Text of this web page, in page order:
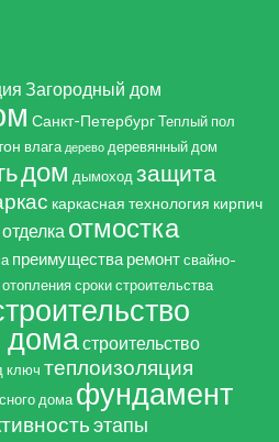
Загородный дом
Санкт-Петербург Теплый пол
влага дерево деревянный дом
дом дымоход защита
каркасная технология кирпич
отделка отмостка
преимуществаремонт свайно-
сроки строительства
домастроительство
ключ теплоизоляция
дома фундамент
этапы